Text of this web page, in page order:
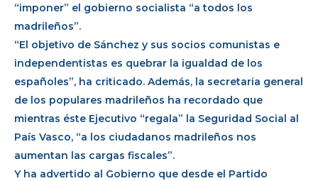
“imponer” el gobierno socialista “a todos los
madrileños”.
“El objetivo de Sánchez y sus socios comunistas e
independentistas es quebrar la igualdad de los
españoles”, ha criticado. Además, la secretaria general
de los populares madrileños ha recordado que
mientras éste Ejecutivo “regala” la Seguridad Social al
País Vasco, “a los ciudadanos madrileños nos
aumentan las cargas fiscales”.
Y ha advertido al Gobierno que desde el Partido